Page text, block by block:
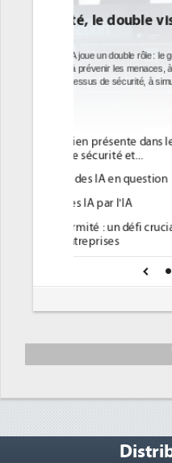
DEE:
bientôt
datacenters
Des datacenters
ce que recherchent
avec la mise en
1
Qu'est-ce
d'efficacité
2
DEE, une
Un
place pour
Phocea
Interview
président
soutient